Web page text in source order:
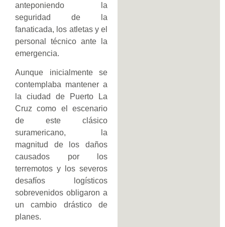
anteponiendo la
seguridad de la
fanaticada, los atletas y el
personal técnico ante la
emergencia.
Aunque inicialmente se
contemplaba mantener a
la ciudad de Puerto La
Cruz como el escenario
de este clásico
suramericano, la
magnitud de los daños
causados por los
terremotos y los severos
desafíos logísticos
sobrevenidos obligaron a
un cambio drástico de
planes.